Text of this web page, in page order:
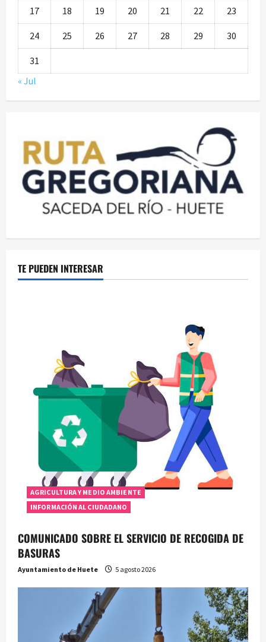
17 18 19 20 21 22 23
24 25 26 27 28 29 30
31
« Jul
TE PUEDEN INTERESAR
AGRICULTURA Y MEDIO AMBIENTE
INFORMACIÓN AL CIUDADANO
COMUNICADO SOBRE EL SERVICIO DE RECOGIDA DE
BASURAS
Ayuntamiento de Huete 5 agosto 2026